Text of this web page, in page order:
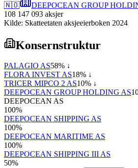
🇳🇴
DEEPOCEAN GROUP
108 147 093 aksjer
Kilde: Skatteetaten aksjeeierboken 2024
Konsernstruktur
PALAGIO AS58% ↓
FLORA INVEST AS18% ↓
TRICER MIPCO 2 AS10% ↓
DEEPOCEAN GROUP HOLDING AS
DEEPOCEAN AS
100%
DEEPOCEAN SHIPPING AS
100%
DEEPOCEAN MARITIME AS
100%
DEEPOCEAN SHIPPING III AS
50%